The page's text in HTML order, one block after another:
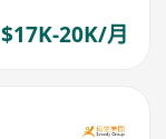
$17K-20K/月